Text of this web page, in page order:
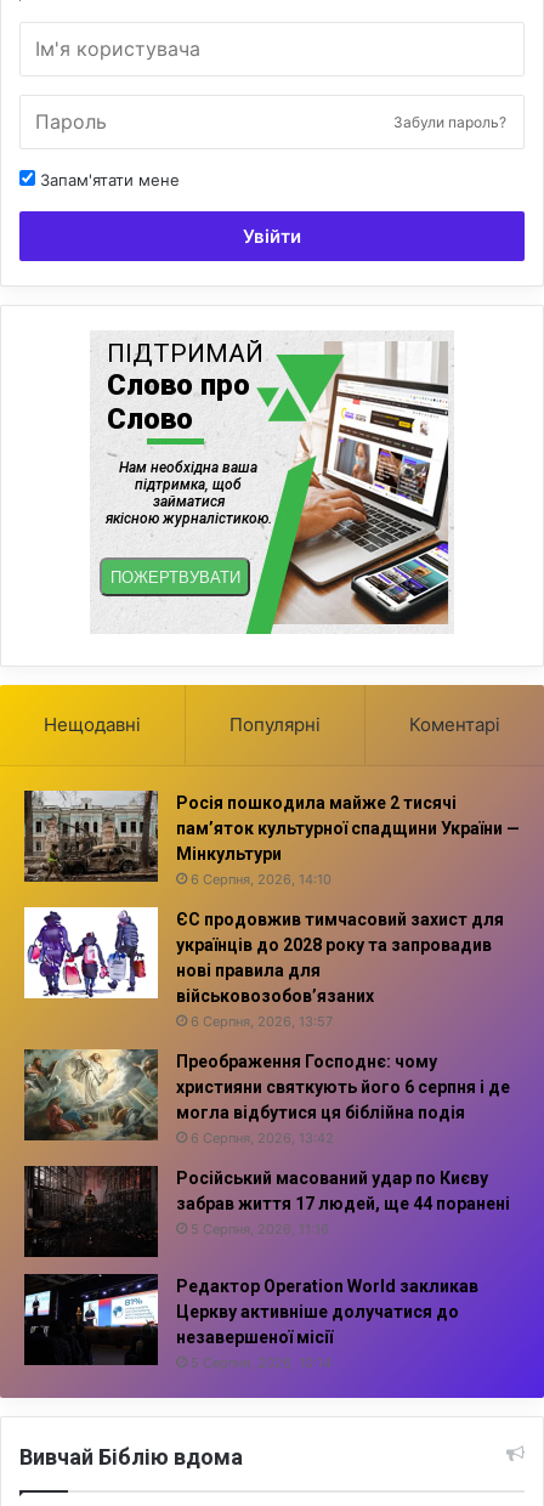
Забули пароль?
Запам'ятати мене
Увійти
Нещодавні Популярні Коментарі
Росія пошкодила майже 2 тисячі
пам’яток культурної спадщини України —
Мінкультури
6 Серпня, 2026, 14:10
ЄС продовжив тимчасовий захист для
українців до 2028 року та запровадив
нові правила для
військовозобов’язаних
6 Серпня, 2026, 13:57
Преображення Господнє: чому
християни святкують його 6 серпня і де
могла відбутися ця біблійна подія
6 Серпня, 2026, 13:42
Російський масований удар по Києву
забрав життя 17 людей, ще 44 поранені
5 Серпня, 2026, 11:16
Редактор Operation World закликав
Церкву активніше долучатися до
незавершеної місії
5 Серпня, 2026, 10:14
Вивчай Біблію вдома